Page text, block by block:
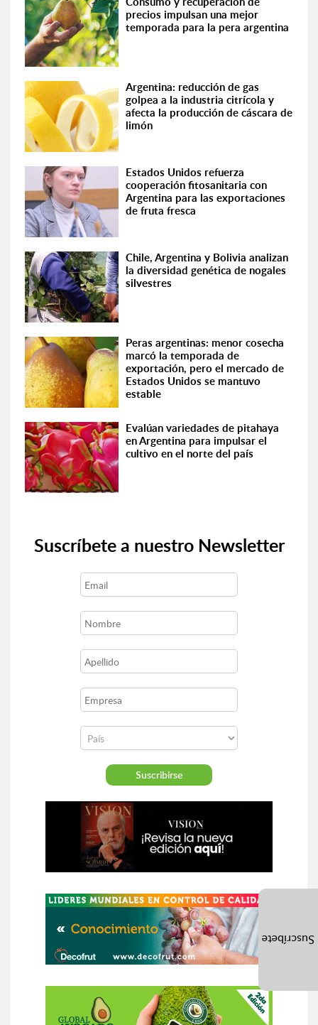
precios impulsan una mejor
temporada para la pera argentina
Argentina: reducción de gas
golpea a la industria citrícola y
afecta la producción de cáscara de
limón
Estados Unidos refuerza
cooperación fitosanitaria con
Argentina para las exportaciones
de fruta fresca
Chile, Argentina y Bolivia analizan
la diversidad genética de nogales
silvestres
Peras argentinas: menor cosecha
marcó la temporada de
exportación, pero el mercado de
Estados Unidos se mantuvo
estable
Evalúan variedades de pitahaya
en Argentina para impulsar el
cultivo en el norte del país
Suscríbete a nuestro Newsletter
Suscríbete